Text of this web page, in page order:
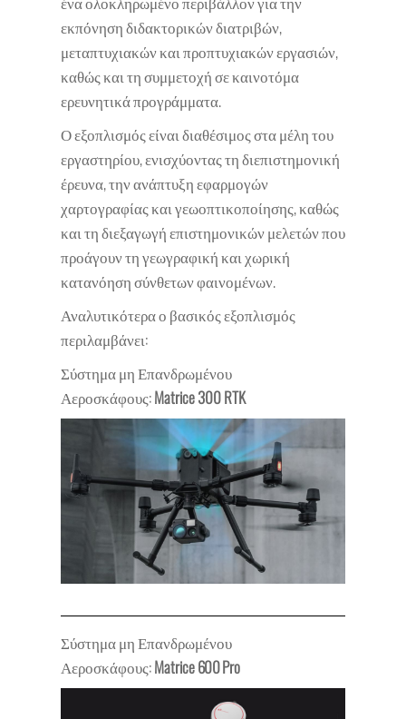
εκπόνηση διδακτορικών διατριβών,
μεταπτυχιακών και προπτυχιακών εργασιών,
καθώς και τη συμμετοχή σε καινοτόμα
ερευνητικά προγράμματα.
Ο εξοπλισμός είναι διαθέσιμος στα μέλη του
εργαστηρίου, ενισχύοντας τη διεπιστημονική
έρευνα, την ανάπτυξη εφαρμογών
χαρτογραφίας και γεωοπτικοποίησης, καθώς
και τη διεξαγωγή επιστημονικών μελετών που
προάγουν τη γεωγραφική και χωρική
κατανόηση σύνθετων φαινομένων.
Αναλυτικότερα ο βασικός εξοπλισμός
περιλαμβάνει:
Σύστημα μη Επανδρωμένου
Αεροσκάφους:Matrice 300 RTK
Σύστημα μη Επανδρωμένου
Αεροσκάφους:Matrice600 Pro